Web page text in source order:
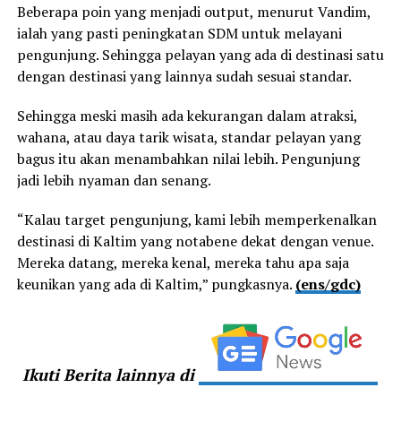
Beberapa poin yang menjadi output, menurut Vandim,
ialah yang pasti peningkatan SDM untuk melayani
pengunjung. Sehingga pelayan yang ada di destinasi satu
dengan destinasi yang lainnya sudah sesuai standar.
Sehingga meski masih ada kekurangan dalam atraksi,
wahana, atau daya tarik wisata, standar pelayan yang
bagus itu akan menambahkan nilai lebih. Pengunjung
jadi lebih nyaman dan senang.
“Kalau target pengunjung, kami lebih memperkenalkan
destinasi di Kaltim yang notabene dekat dengan venue.
Mereka datang, mereka kenal, mereka tahu apa saja
keunikan yang ada di Kaltim,” pungkasnya. (ens/gdc)
Ikuti Berita lainnya di